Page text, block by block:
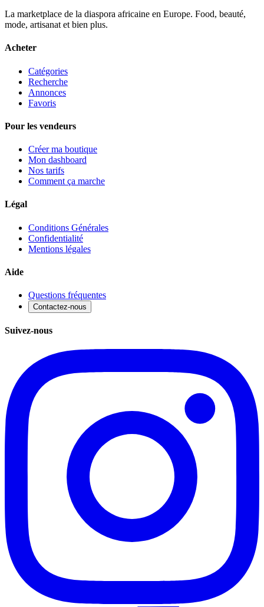
La marketplace de la diaspora africaine en Europe. Food, beauté,
mode, artisanat et bien plus.
Acheter
Catégories
Recherche
Annonces
Favoris
Pour les vendeurs
Créer ma boutique
Mon dashboard
Nos tarifs
Comment ça marche
Légal
Conditions Générales
Confidentialité
Mentions légales
Aide
Questions fréquentes
Contactez-nous
Suivez-nous